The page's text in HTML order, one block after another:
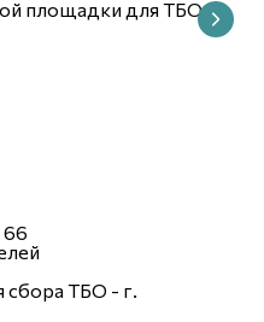
ТБО - г.